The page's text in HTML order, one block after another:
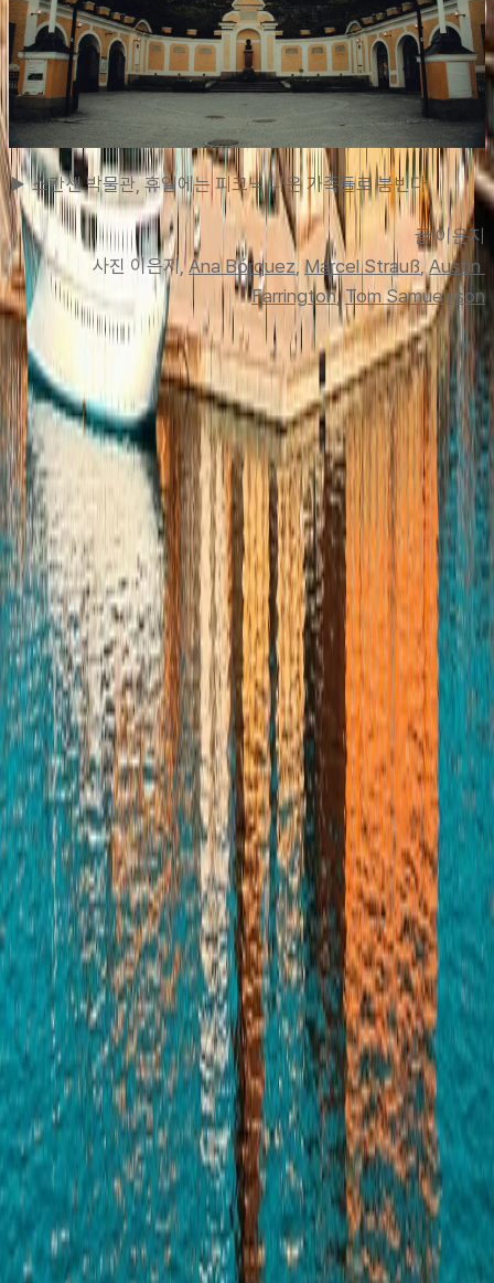
▶ 스칸센 박물관, 휴일에는 피크닉 나온 가족들로 붐빈다.
글 이은지
사진 이은지, Ana Bórquez Marcel Strauß , Austin
Farrington, Tom Samuelsson
여행지
유럽
아시아
아프리카
중남미
북미
오세아니아
극지
99 different holidays
스타일
하이킹 & 트레킹
레일
애니멀
클래식
익스페디션
신발끈 정보
신발끈스토리
99 different holidays
슈캐스트
세계여행정보
여행공식
체력지수와 서비스레벨
가이드 운영 안내
여행지
스타일
신발끈 정보
문의전화
02-333-4151
상담시간 평일 09:30 ~ 17:30 (주말·공휴일 휴무)
입금안내 하나은행 298-910003-08304 신발끈